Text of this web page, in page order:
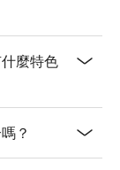
富。
Risotto)｜肉
幸福感。
新活力。
麼特色
？